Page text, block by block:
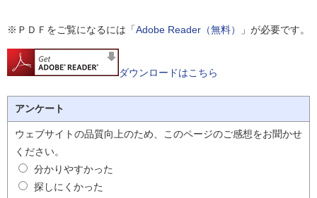
※ＰＤＦをご覧になるには「Adobe Reader（無料） 」が必要です。
ダウンロードはこちら
アンケート
ウェブサイトの品質向上のため、このページのご感想をお聞かせ
ください。
分かりやすかった
探しにくかった